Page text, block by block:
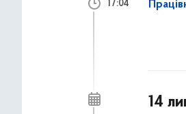
17:04
14